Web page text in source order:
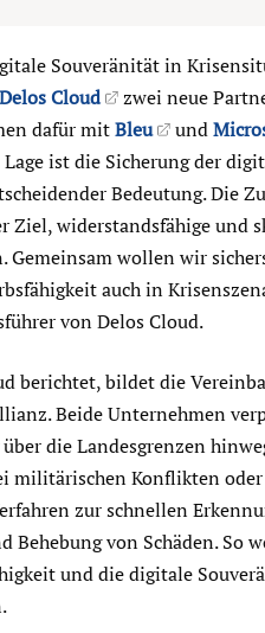
Souveränität in
Delos Cloud
zwei neue
dafür mitBleu und
ist die Sicherung der
Bedeutung. Die
Ziel, widerstandsfähige und
Gemeinsam wollen wir
auch in
von Delos Cloud.
berichtet, bildet die
Beide Unternehmen
die Landesgrenzen
militärischen Konflikten
zur schnellen
Behebung von Schäden. So
und die digitale